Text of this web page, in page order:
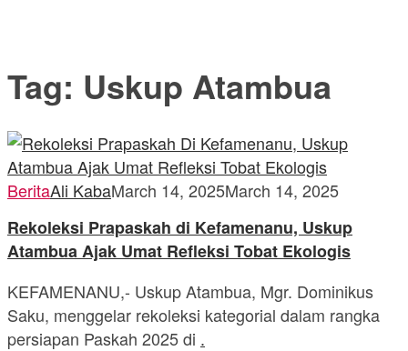
Tag: Uskup Atambua
BeritaAli KabaMarch 14, 2025March 14, 2025
Rekoleksi Prapaskah di Kefamenanu, Uskup
Atambua Ajak Umat Refleksi Tobat Ekologis
KEFAMENANU,- Uskup Atambua, Mgr. Dominikus
Saku, menggelar rekoleksi kategorial dalam rangka
persiapan Paskah 2025 di .